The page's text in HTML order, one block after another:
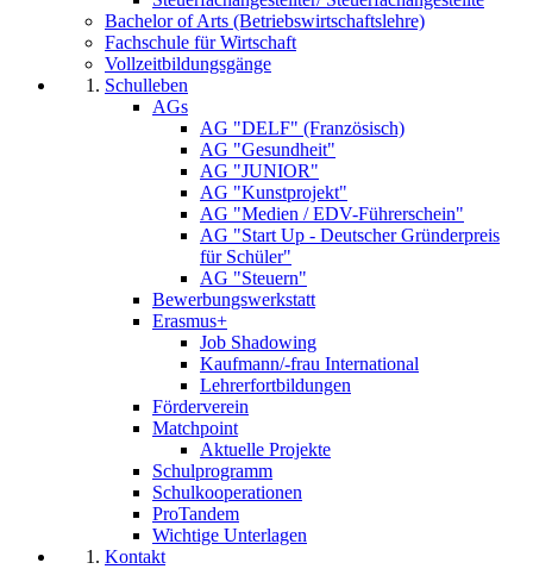
Bachelor of Arts (Betriebswirtschaftslehre)
Fachschule für Wirtschaft
Vollzeitbildungsgänge
Schulleben
AGs
AG "DELF" (Französisch)
AG "Gesundheit"
AG "JUNIOR"
AG "Kunstprojekt"
AG "Medien / EDV-Führerschein"
AG "Start Up - Deutscher Gründerpreis
für Schüler"
AG "Steuern"
Bewerbungswerkstatt
Erasmus+
Job Shadowing
Kaufmann/-frau International
Lehrerfortbildungen
Förderverein
Matchpoint
Aktuelle Projekte
Schulprogramm
Schulkooperationen
ProTandem
Wichtige Unterlagen
Kontakt